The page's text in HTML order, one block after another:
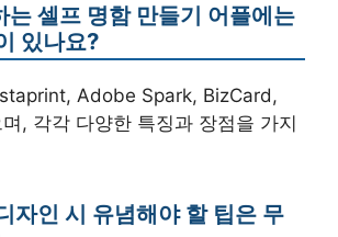
는 셀프 명함 만들기 어플에는
있나요?
Adobe Spark, BizCard,
, 각각 다양한 특징과 장점을 가지
자인 시 유념해야 할 팁은 무